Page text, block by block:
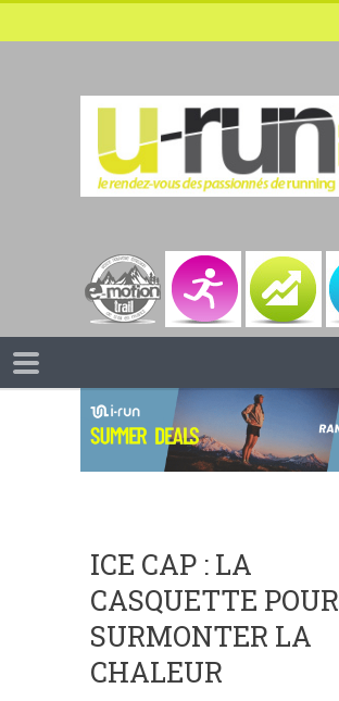
ICE CAP : LA
CASQUETTE POUR
SURMONTER LA
CHALEUR